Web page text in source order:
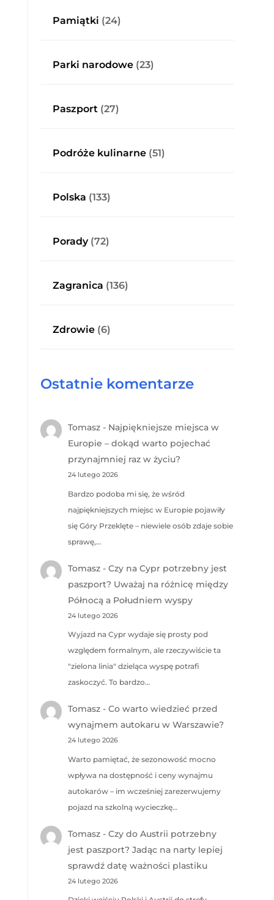
Pamiątki (24)
Parki narodowe(23)
Paszport(27)
Podróże kulinarne(51)
Polska (133)
Porady(72)
Zagranica (136)
Zdrowie(6)
Ostatnie komentarze
Tomasz - Najpiękniejsze miejsca w
Europie – dokąd warto pojechać
przynajmniej raz w życiu?
24 lutego 2026
Bardzo podoba mi się, że wśród
najpiękniejszych miejsc w Europie pojawiły
się Góry Przeklęte – niewiele osób zdaje sobie
sprawę,…
Tomasz -Czy na Cypr potrzebny jest
paszport? Uważaj na różnicę między
Północą a Południem wyspy
24 lutego 2026
Wyjazd na Cypr wydaje się prosty pod
względem formalnym, ale rzeczywiście ta
"zielona linia" dzieląca wyspę potrafi
zaskoczyć. To bardzo…
Tomasz -Co warto wiedzieć przed
wynajmem autokaru w Warszawie?
24 lutego 2026
Warto pamiętać, że sezonowość mocno
wpływa na dostępność i ceny wynajmu
autokarów – im wcześniej zarezerwujemy
pojazd na szkolną wycieczkę…
Tomasz -Czy do Austrii potrzebny
jest paszport? Jadąc na narty lepiej
sprawdź datę ważności plastiku
24 lutego 2026